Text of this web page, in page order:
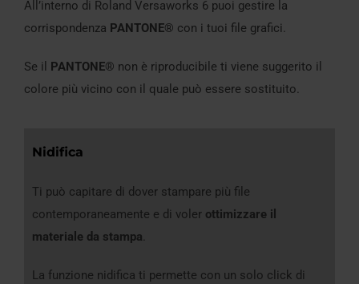
All’interno di Roland Versaworks 6 puoi gestire la
corrispondenza PANTONE® con i tuoi file grafici.
Se il PANTONE® non è riproducibile ti viene suggerito il
colore più vicino con il quale può essere sostituito.
Nidifica
Ti può capitare di dover stampare più file
contemporaneamente e di voler ottimizzare il
materiale da stampa.
La funzione nidifica ti permette con un solo click di